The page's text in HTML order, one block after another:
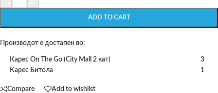
ADD TO CART
Производот е достапен во:
Карес On The Go (City Mall 2 кат)
3
Карес Битола
1
Compare Add to wishlist